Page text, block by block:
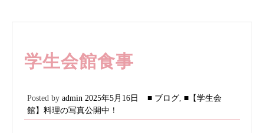
学生会館食事
Posted by admin 2025年5月16日 ■ ブログ, ■【学生会
館】料理の写真公開中！